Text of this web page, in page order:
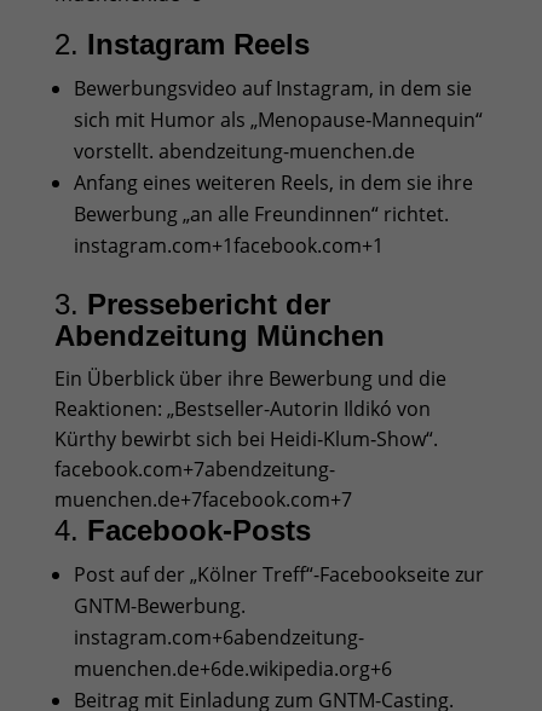
2. Instagram Reels
Bewerbungsvideo auf Instagram, in dem sie
sich mit Humor als „Menopause‑Mannequin“
vorstellt. abendzeitung-muenchen.de
Anfang eines weiteren Reels, in dem sie ihre
Bewerbung „an alle Freundinnen“ richtet.
instagram.com+1facebook.com+1
3. Pressebericht der
Abendzeitung München
Ein Überblick über ihre Bewerbung und die
Reaktionen: „Bestseller-Autorin Ildikó von
Kürthy bewirbt sich bei Heidi‑Klum‑Show“.
facebook.com+7abendzeitung-
muenchen.de+7facebook.com+7
4. Facebook‑Posts
Post auf der „Kölner Treff“-Facebookseite zur
GNTM-Bewerbung.
instagram.com+6abendzeitung-
muenchen.de+6de.wikipedia.org+6
Beitrag mit Einladung zum GNTM-Casting.